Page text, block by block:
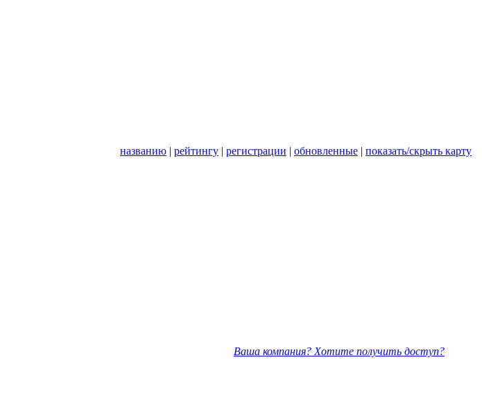
названию | рейтингу | регистрации | обновленные | показать/скрыть карту
Ваша компания? Хотите получить доступ?